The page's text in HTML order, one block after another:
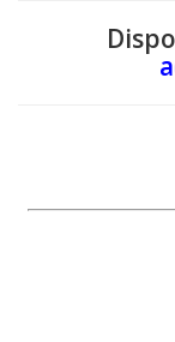
avere